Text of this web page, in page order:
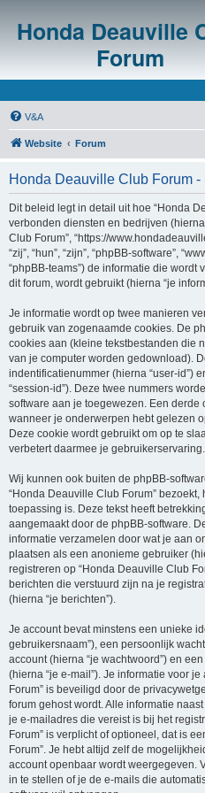
Honda Deauville
Forum
V&A
Website Forum
Honda Deauville Club Forum -
Dit beleid legt in detail uit hoe “Honda
verbonden diensten en bedrijven (hierna
Club Forum”, “https://
“zij”, “hun”, “zijn”, “phpBB-software”,
“phpBB-teams”) de informatie die
dit forum, wordt gebruikt (hierna “je
Je informatie wordt op twee manieren
gebruik van zogenaamde cookies. De
cookies aan (kleine tekstbestanden die
van je computer worden gedownload).
indentificatienummer (hierna “user-id”)
“session-id”). Deze twee nummers
software aan je toegewezen. Een
wanneer je onderwerpen hebt gelezen
Deze cookie wordt gebruikt om op te
verbetert daarmee je gebruikerservaring.
Wij kunnen ook buiten de phpBB-
“Honda Deauville Club Forum”
toepassing is. Deze tekst heeft
aangemaakt door de phpBB-software.
informatie verzamelen door wat je aan
plaatsen als een anonieme gebruiker
registreren op “Honda Deauville Club
berichten die verstuurd zijn na je
(hierna “je berichten”).
Je account bevat minstens een unieke
gebruikersnaam”), een persoonlijk
account (hierna “je wachtwoord”) en
(hierna “je e-mail”). Je informatie voor
Forum” is beveiligd door de
forum gehost wordt. Alle informatie
je e-mailadres die vereist is bij het
Forum” is verplicht of optioneel, dat is
Forum”. Je hebt altijd zelf de
account openbaar wordt weergegeven.
in te stellen of je de e-mails die